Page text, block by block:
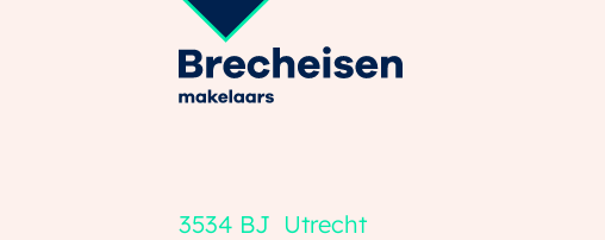
3534 BJ Utrecht